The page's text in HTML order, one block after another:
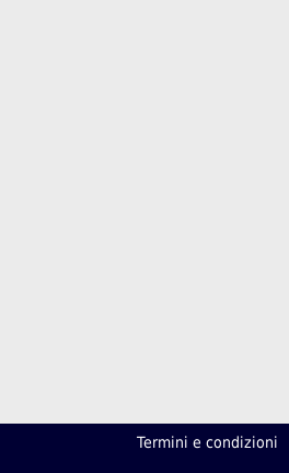
Termini e condizioni